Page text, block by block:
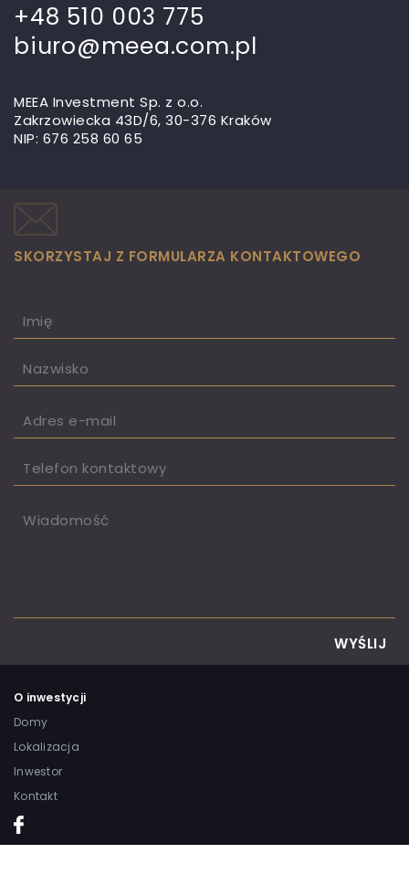
+48 510 003 775
biuro@meea.com.pl
MEEA Investment Sp. z o.o.
Zakrzowiecka 43D/6, 30-376 Kraków
NIP: 676 258 60 65
SKORZYSTAJ Z FORMULARZA KONTAKTOWEGO
WYŚLIJ
O inwestycji
Domy
Lokalizacja
Inwestor
Kontakt